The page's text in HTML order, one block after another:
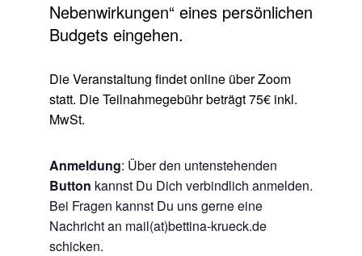
Nebenwirkungen“ eines persönlichen
Budgets eingehen.
Die Veranstaltung findet online über Zoom
statt. Die Teilnahmegebühr beträgt 75€ inkl.
MwSt.
Anmeldung: Über den untenstehenden
Button kannst Du Dich verbindlich anmelden.
Bei Fragen kannst Du uns gerne eine
Nachricht an mail(at)bettina-krueck.de
schicken.